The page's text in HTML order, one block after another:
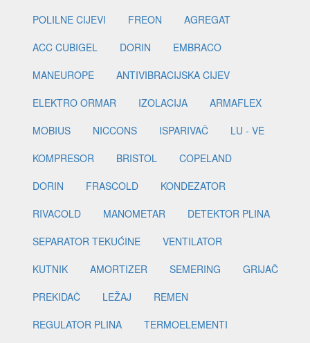
POLILNE CIJEVI
FREON
AGREGAT
ACC CUBIGEL
DORIN
EMBRACO
MANEUROPE
ANTIVIBRACIJSKA CIJEV
ELEKTRO ORMAR
IZOLACIJA
ARMAFLEX
MOBIUS
NICCONS ISPARIVAČ
LU - VE
KOMPRESOR
BRISTOL
COPELAND
DORIN
FRASCOLD
KONDEZATOR
RIVACOLD
MANOMETAR
DETEKTOR PLINA
SEPARATOR TEKUĆINE
VENTILATOR
KUTNIK
AMORTIZER SEMERING
GRIJAČ
PREKIDAČ
LEŽAJ
REMEN
REGULATOR PLINA
TERMOELEMENTI